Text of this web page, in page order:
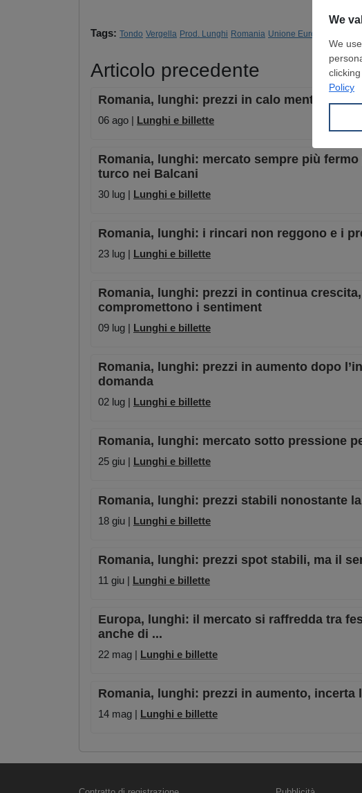
Tags: Tondo Vergella Prod. Lunghi Romania Unione Europea
Articolo precedente
Romania, lunghi: prezzi in calo mentre la
06 ago | Lunghi e billette
Romania, lunghi: mercato sempre più
turco nei Balcani
30 lug | Lunghi e billette
Romania, lunghi: i rincari non reggono e i
23 lug | Lunghi e billette
Romania, lunghi: prezzi in continua
compromettono i sentiment
09 lug | Lunghi e billette
Romania, lunghi: prezzi in aumento dopo
domanda
02 lug | Lunghi e billette
Romania, lunghi: mercato sotto pressione
25 giu | Lunghi e billette
Romania, lunghi: prezzi stabili nonostante
18 giu | Lunghi e billette
Romania, lunghi: prezzi spot stabili, ma il
11 giu | Lunghi e billette
Europa, lunghi: il mercato si raffredda tra
anche di ...
22 mag | Lunghi e billette
Romania, lunghi: prezzi in aumento,
14 mag | Lunghi e billette